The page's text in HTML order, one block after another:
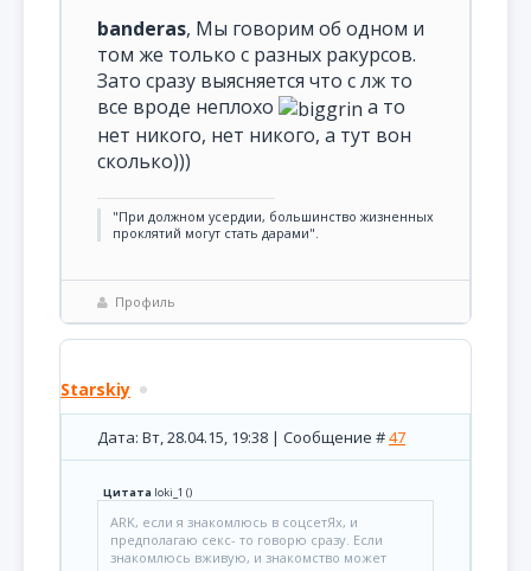
banderas, Мы говорим об одном и
том же только с разных ракурсов.
Зато сразу выясняется что с лж то
все вроде неплохо
а то
нет никого, нет никого, а тут вон
сколько)))
"При должном усердии, большинство жизненных
проклятий могут стать дарами".
Профиль
Starskiy
Дата: Вт, 28.04.15, 19:38 | Сообщение #47
Цитата loki_1 ()
ARK, если я знакомлюсь в соцсетЯх, и
предполагаю секс- то говорю сразу. Если
знакомлюсь вживую, и знакомство может